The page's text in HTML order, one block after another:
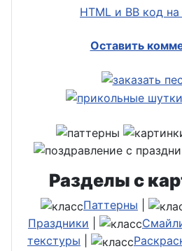
HTML и BB код
Оставить
Разделы с
Паттерны
Праздники
текстуры